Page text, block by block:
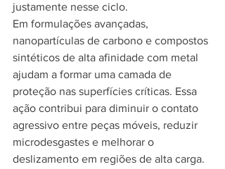
justamente nesse ciclo.
Em formulações avançadas,
nanopartículas de carbono e compostos
sintéticos de alta afinidade com metal
ajudam a formar uma camada de
proteção nas superfícies críticas. Essa
ação contribui para diminuir o contato
agressivo entre peças móveis, reduzir
microdesgastes e melhorar o
deslizamento em regiões de alta carga.